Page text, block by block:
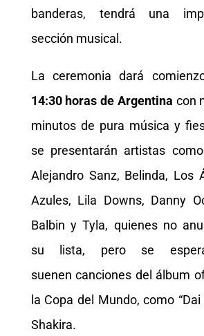
banderas, tendrá una
sección musical.
La ceremonia dará
14:30 horas de Argentina con
minutos de pura música y
se presentarán artistas
Alejandro Sanz, Belinda, Los
Azules, Lila Downs, Danny
Balbin y Tyla, quienes no
su lista, pero se
suenen canciones del álbum
la Copa del Mundo, como “Dai
Shakira.